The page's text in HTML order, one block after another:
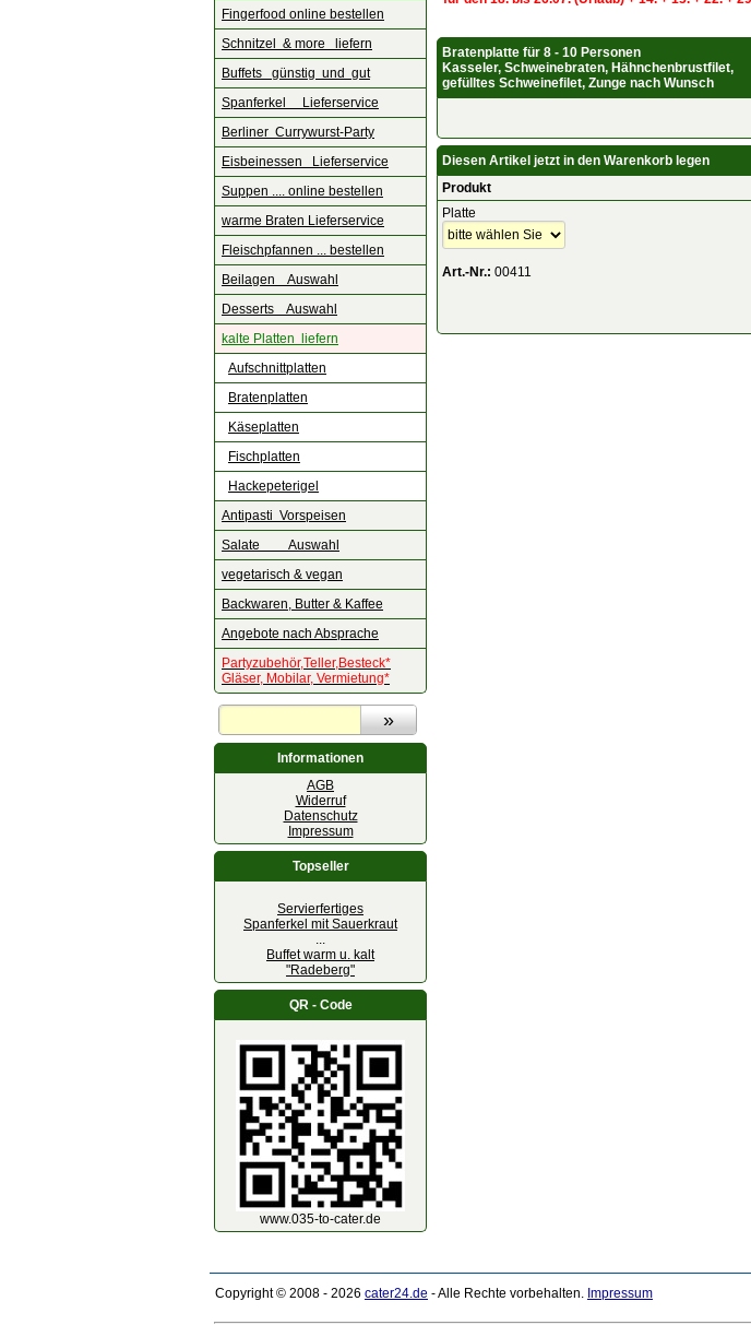
Fingerfood online bestellen
Schnitzel & more liefern
Buffets günstig und gut
Spanferkel Lieferservice
Berliner Currywurst-Party
Eisbeinessen Lieferservice
Suppen .... online bestellen
warme Braten Lieferservice
Fleischpfannen ... bestellen
Beilagen Auswahl
Desserts Auswahl
kalte Platten liefern
Aufschnittplatten
Bratenplatten
Käseplatten
Fischplatten
Hackepeterigel
Antipasti Vorspeisen
Salate Auswahl
vegetarisch & vegan
Backwaren, Butter & Kaffee
Angebote nach Absprache
Partyzubehör,Teller,Besteck*
Gläser, Mobilar, Vermietung*
Informationen
AGB
Widerruf
Datenschutz
Impressum
Topseller
Servierfertiges
Spanferkel mit Sauerkraut
...
Buffet warm u. kalt
"Radeberg"
QR - Code
www.035-to-cater.de
Bratenplatte für 8 - 10 Personen
Kasseler, Schweinebraten, Hähnchenbrustfilet,
gefülltes Schweinefilet, Zunge nach Wunsch
Diesen Artikel jetzt in den Warenkorb legen
Produkt
Platte
Art.-Nr.: 00411
Copyright © 2008 - 2026 cater24.de - Alle Rechte vorbehalten. Impressum